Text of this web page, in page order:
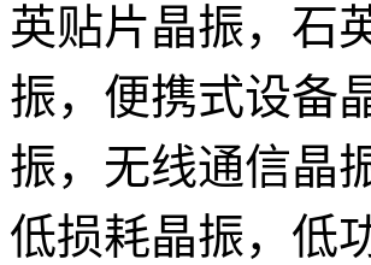
英贴片晶振，石
振，便携式设备
振，无线通信晶
低损耗晶振，低